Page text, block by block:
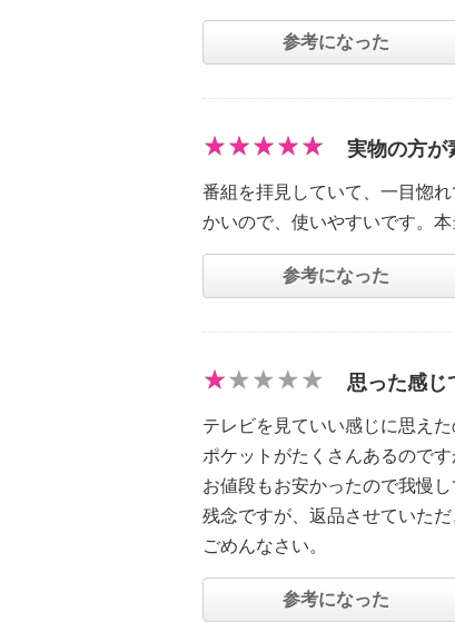
参考になった
実物の方が
番組を拝見していて、一目惚
かいので、使いやすいです。
参考になった
思った感じ
テレビを見ていい感じに思え
ポケットがたくさんあるのです
お値段もお安かったので我慢
残念ですが、返品させていただ
ごめんなさい。
参考になった